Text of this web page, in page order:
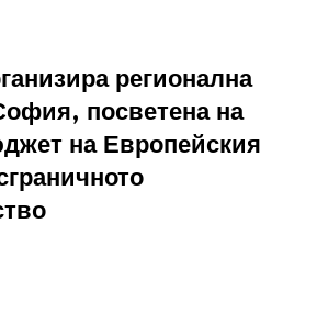
регионална
посветена на
на Европейския